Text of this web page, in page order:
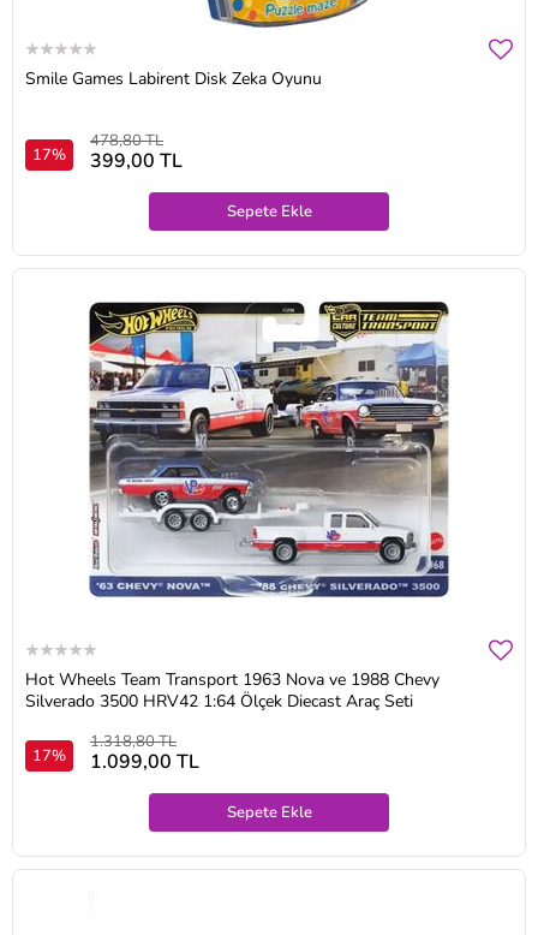
Smile Games Labirent Disk Zeka Oyunu
17%
478,80 TL
399,00 TL
Sepete Ekle
Hot Wheels Team Transport 1963 Nova ve 1988 Chevy
Silverado 3500 HRV42 1:64 Ölçek Diecast Araç Seti
17%
1.318,80 TL
1.099,00 TL
Sepete Ekle